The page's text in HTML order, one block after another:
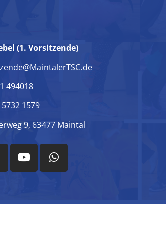
(1. Vorsitzende)
494018
1579
9, 63477 Maintal